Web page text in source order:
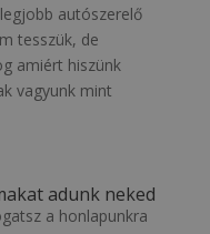
autószerelő
tesszük, de
amiért hiszünk
vagyunk mint
adunk neked
a honlapunkra